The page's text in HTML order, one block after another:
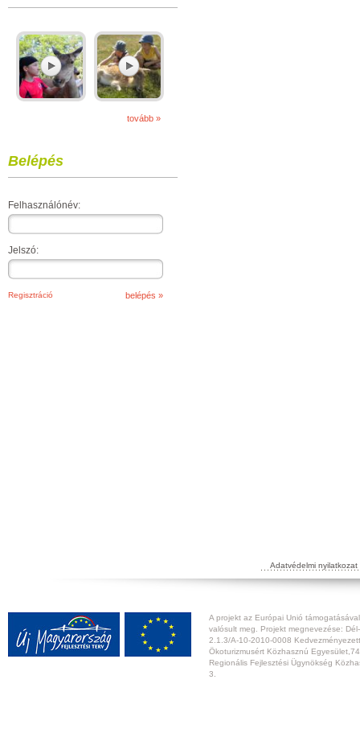
tovább »
Belépés
Felhasználónév:
Jelszó:
Regisztráció
Adatvédelmi nyilatkozat
A projekt az Európai Unió
valósult meg. Projekt megnevezése:
2.1.3/A-10-2010-0008
Ökoturizmusért Közhasznú
Regionális Fejlesztési Ügynökség
3.